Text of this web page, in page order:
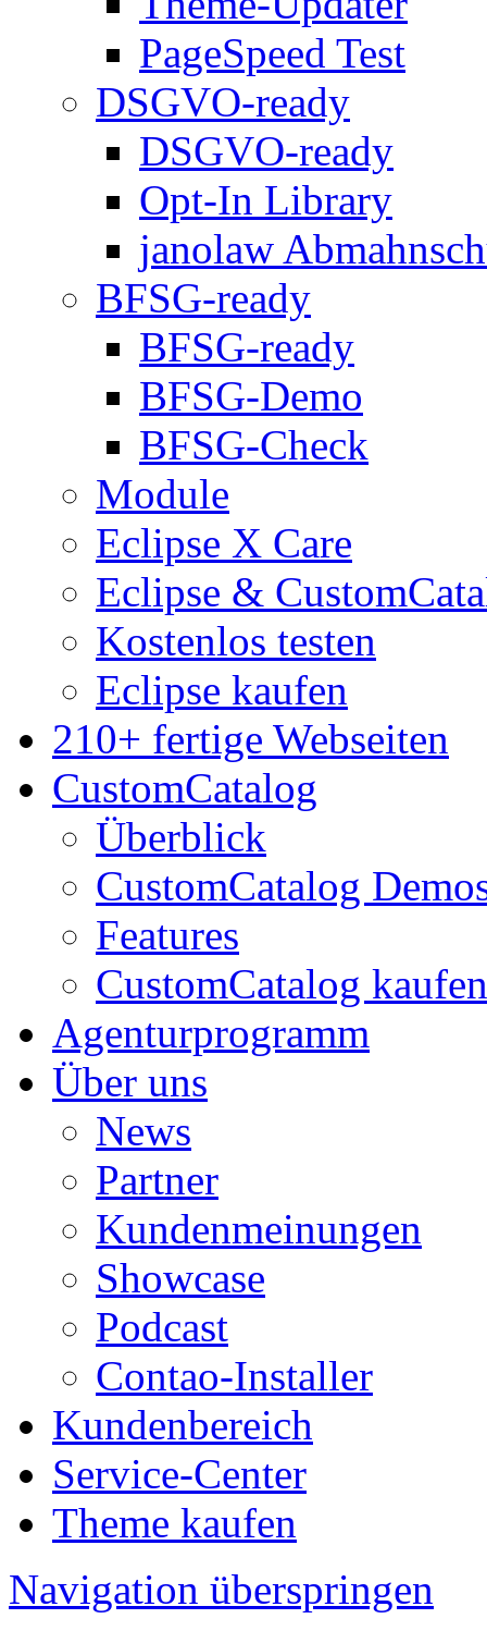
PageSpeed Test
DSGVO-ready
DSGVO-ready
Opt-In Library
janolaw
BFSG-ready
BFSG-ready
BFSG-Demo
BFSG-Check
Module
Eclipse X Care
Eclipse &
Kostenlos testen
Eclipse kaufen
210+ fertige Webseiten
CustomCatalog
Überblick
CustomCatalog
Features
CustomCatalog kaufen
Agenturprogramm
Über uns
News
Partner
Kundenmeinungen
Showcase
Podcast
Contao-Installer
Kundenbereich
Service-Center
Theme kaufen
Navigation überspringen